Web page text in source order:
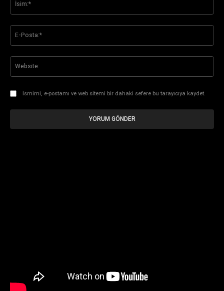
Ismimi, e-postamı ve web sitemi bir dahaki sefere bu tarayıcıya kaydet.